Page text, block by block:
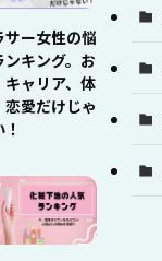
サー女性の悩
ンキング。お
キャリア、体
恋愛だけじゃ